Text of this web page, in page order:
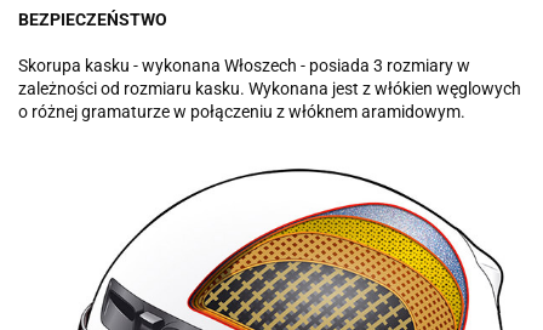
BEZPIECZEŃSTWO
Skorupa kasku - wykonana Włoszech - posiada 3 rozmiary w
zależności od rozmiaru kasku. Wykonana jest z włókien węglowych
o różnej gramaturze w połączeniu z włóknem aramidowym.